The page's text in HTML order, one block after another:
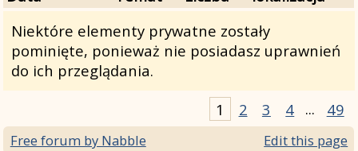
Niektóre elementy prywatne zostały
pominięte, ponieważ nie posiadasz uprawnień
do ich przeglądania.
1
2 3 4 ... 49
Free forum by Nabble Edit this page